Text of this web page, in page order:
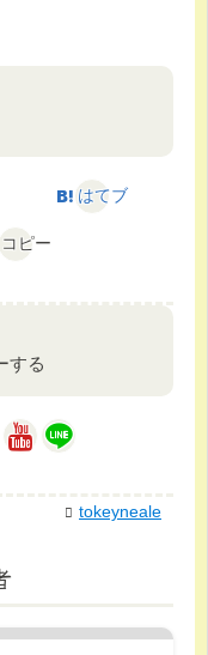
はてブ
コピー
する
tokeyneale